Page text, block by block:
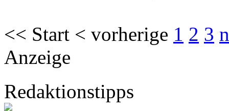
<< Start < vorherige 1 2 3
Anzeige
Redaktionstipps